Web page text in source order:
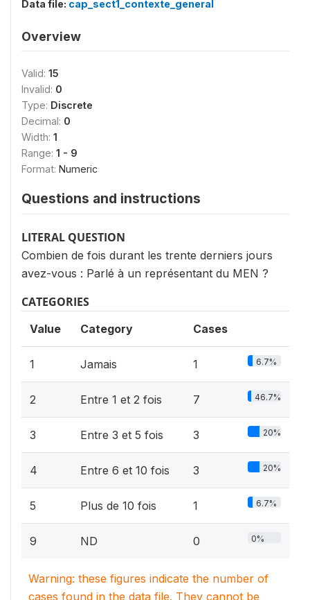
Data file: cap_sect1_contexte_general
Overview
Valid: 15
Invalid: 0
Type: Discrete
Decimal: 0
Width: 1
Range: 1 - 9
Format: Numeric
Questions and instructions
LITERAL QUESTION
Combien de fois durant les trente derniers jours
avez-vous : Parlé à un représentant du MEN ?
CATEGORIES
Value Category Cases
1 Jamais 1 6.7%
2 Entre 1 et 2 fois 7 46.7%
3 Entre 3 et 5 fois 3 20%
4 Entre 6 et 10 fois 3 20%
5 Plus de 10 fois 1 6.7%
9 ND 0 0%
Warning: these figures indicate the number of
cases found in the data file. They cannot be